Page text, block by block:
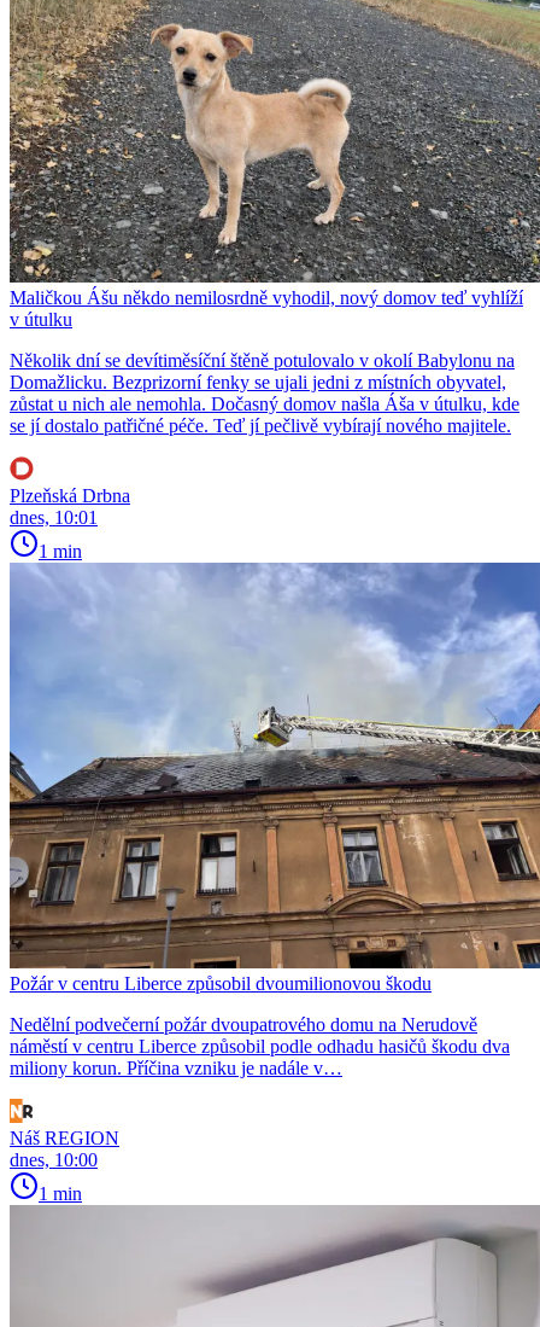
Maličkou Ášu někdo nemilosrdně vyhodil, nový domov teď vyhlíží
v útulku
Několik dní se devítiměsíční štěně potulovalo v okolí Babylonu na
Domažlicku. Bezprizorní fenky se ujali jedni z místních obyvatel,
zůstat u nich ale nemohla. Dočasný domov našla Áša v útulku, kde
se jí dostalo patřičné péče. Teď jí pečlivě vybírají nového majitele.
Plzeňská Drbna
dnes, 10:01
1 min
Požár v centru Liberce způsobil dvoumilionovou škodu
Nedělní podvečerní požár dvoupatrového domu na Nerudově
náměstí v centru Liberce způsobil podle odhadu hasičů škodu dva
miliony korun. Příčina vzniku je nadále v…
Náš REGION
dnes, 10:00
1 min